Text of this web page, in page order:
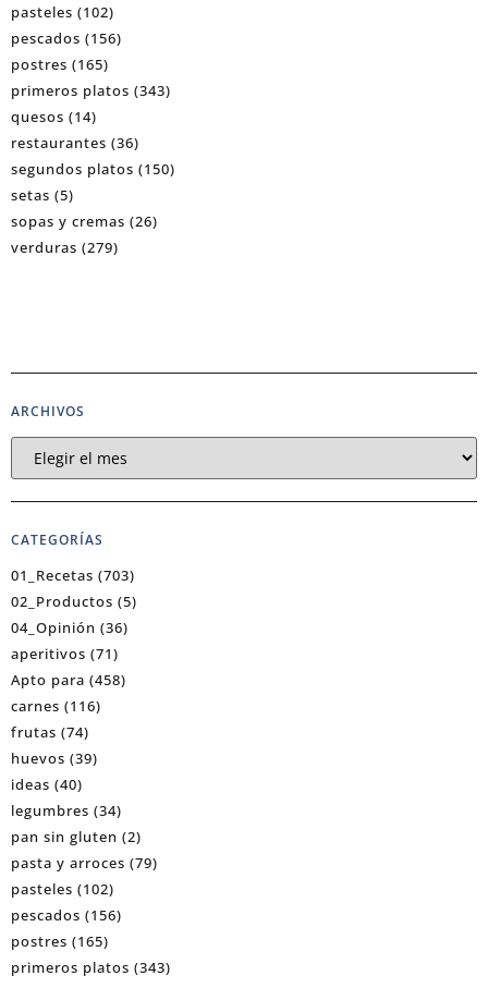
pasteles (102)
pescados (156)
postres (165)
primeros platos (343)
quesos (14)
restaurantes (36)
segundos platos (150)
setas (5)
sopas y cremas (26)
verduras (279)
ARCHIVOS
CATEGORÍAS
01_Recetas (703)
02_Productos (5)
04_Opinión (36)
aperitivos (71)
Apto para (458)
carnes (116)
frutas (74)
huevos (39)
ideas (40)
legumbres (34)
pan sin gluten (2)
pasta y arroces (79)
pasteles (102)
pescados (156)
postres (165)
primeros platos (343)